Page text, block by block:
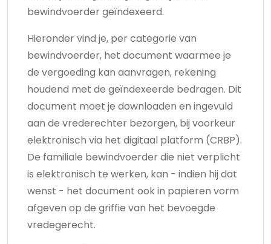
bewindvoerder geïndexeerd.
Hieronder vind je, per categorie van
bewindvoerder, het document waarmee je
de vergoeding kan aanvragen, rekening
houdend met de geïndexeerde bedragen. Dit
document moet je downloaden en ingevuld
aan de vrederechter bezorgen, bij voorkeur
elektronisch via het digitaal platform (CRBP).
De familiale bewindvoerder die niet verplicht
is elektronisch te werken, kan - indien hij dat
wenst - het document ook in papieren vorm
afgeven op de griffie van het bevoegde
vredegerecht.